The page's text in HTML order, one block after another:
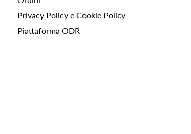
Privacy Policy e Cookie Policy
Piattaforma ODR